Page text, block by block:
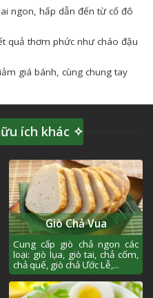
ngon, hấp dẫn đến từ cố đô
quả thơm phức như cháo đậu
giá bánh, cùng chung tay
ích khác ✧
Giò Chả Vua
Cung cấp giò chả ngon các
loại: giò lụa, giò tai, chả cốm,
chả quế, giò chả Ước Lễ,...